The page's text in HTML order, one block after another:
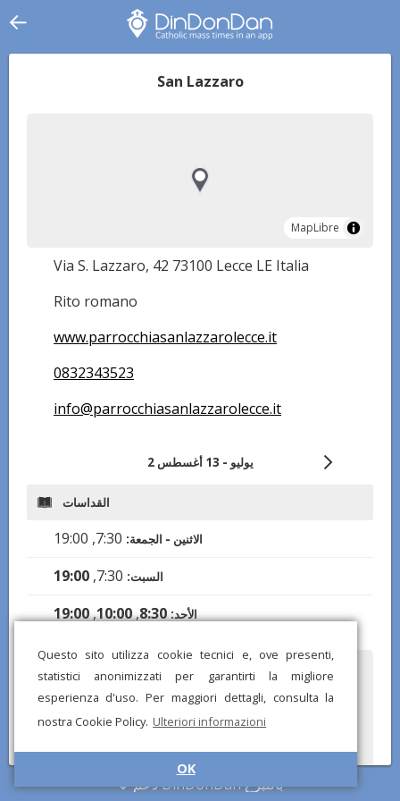
Questo sito utilizza cookie tecnici e, ove presenti,
statistici anonimizzati per garantirti la migliore
esperienza d'uso. Per maggiori dettagli, consulta la
nostra Cookie Policy. Ulteriori informazioni
OK
San Lazzaro
MapLibre
MapLibre
Via S. Lazzaro, 42 73100 Lecce LE Italia
Rito romano
www.parrocchiasanlazzarolecce.it
0832343523
info@parrocchiasanlazzarolecce.it
2 يوليو - 13 أغسطس
القداسات
الاثنين - الجمعة:
السبت: 19:00
الأحد: 8:30
,
10:00
,
19:00
هل لاحظت أي معلومات خاطئة أو مفقودة؟ أرسل لنا تقريرًا وسنصحح في
© تطبيق DinDonDan 2026 – سياسة الخصوصية–أضف إلى موقعك الإلكتروني
دعم DinDonDan بالتبرع